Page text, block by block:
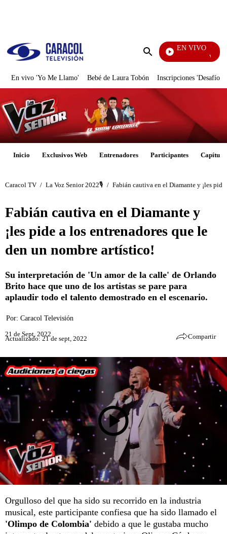
Enviar
EN VIVO
Vecinos
En vivo 'Yo Me Llamo' Bebé de Laura Tobón Inscripciones 'Desafío'
Inicio Exclusivos Web Entrenadores Participantes
Caracol TV / La Voz Senior 2022🎙️ / Fabián cautiva en el Diamante y ¡les
Fabián cautiva en el Diamante y
¡les pide a los entrenadores que le
den un nombre artístico!
Su interpretación de 'Un amor de la calle' de Orlando
Brito hace que uno de los artistas se pare para
aplaudir todo el talento demostrado en el escenario.
Por: Caracol Televisión
21 de Sept, 2022
Actualizado: 21 de sept, 2022 Compartir
Orgulloso del que ha sido su recorrido en la industria
musical, este participante confiesa que ha sido llamado el
'Olimpo de Colombia' debido a que le gustaba mucho